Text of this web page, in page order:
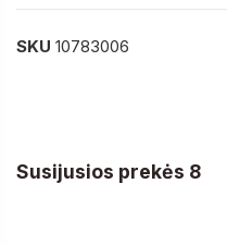
SKU 10783006
Susijusios prekės 8